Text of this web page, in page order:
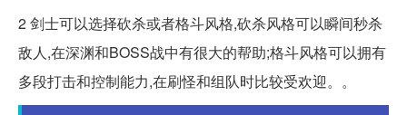
2 剑士可以选择砍杀或者格斗风格,砍杀风格可以瞬间秒杀
敌人,在深渊和BOSS战中有很大的帮助;格斗风格可以拥有
多段打击和控制能力,在刷怪和组队时比较受欢迎。。